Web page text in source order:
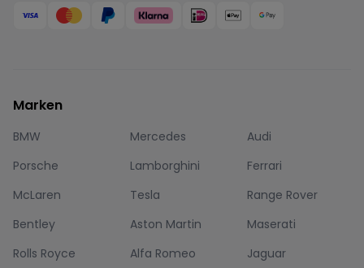
Marken
BMW Mercedes
Audi
Porsche
Lamborghini
Ferrari
McLaren
Tesla
Range Rover
Bentley
Aston Martin
Maserati
Rolls Royce
Alfa Romeo
Jaguar